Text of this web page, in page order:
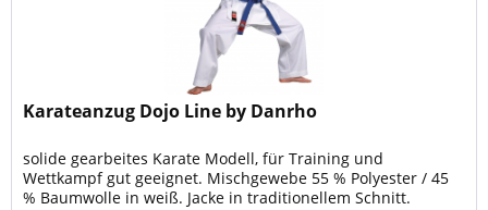
Karateanzug Dojo Line by Danrho
solide gearbeites Karate Modell, für Training und
Wettkampf gut geeignet. Mischgewebe 55 % Polyester / 45
% Baumwolle in weiß. Jacke in traditionellem Schnitt.